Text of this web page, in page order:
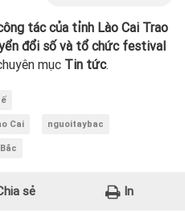
tác của tỉnh Lào Cai Trao
đổi số và tổ chức festival
mục Tin tức.
Cai nguoitaybac
sẻ In